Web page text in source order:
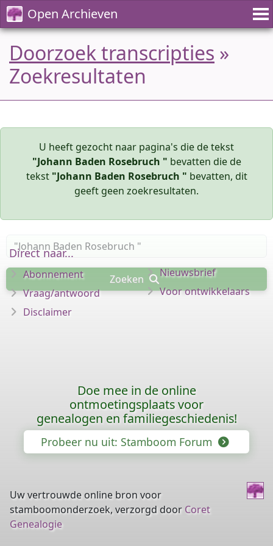
Open Archieven
Doorzoek transcripties »
Zoekresultaten
U heeft gezocht naar pagina's die de tekst
"Johann Baden Rosebruch " bevatten die de
tekst "Johann Baden Rosebruch " bevatten, dit
geeft geen zoekresultaten.
Zoeken
Direct naar...
Abonnement
Vraag/antwoord
Disclaimer
Nieuwsbrief
Voor ontwikkelaars
Doe mee in de online
ontmoetingsplaats voor
genealogen en familiegeschiedenis!
Probeer nu uit: Stamboom Forum
Uw vertrouwde online bron voor
stamboomonderzoek, verzorgd door Coret
Genealogie